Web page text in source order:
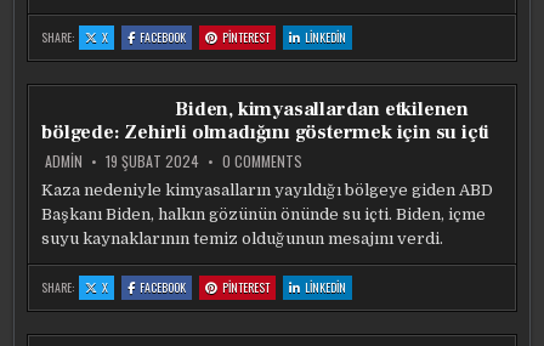
HATA
OLDUĞUNU
DÜŞÜNÜYORUM
SHARE: X:
JOE
BIDEN’DAN
YAPTIĞI
HATA
OLDUĞUNU
FACEBOOK:
JOE
BIDEN’DAN
YAPTIĞI
BIR
HATA
OLDUĞUNU
DÜŞÜNÜYORUM
PINTEREST:
JOE
BIDEN’DAN
YAPTIĞI
BIR
HATA
OLDUĞUNU
DÜŞÜNÜYORUM
LINKEDIN
JOE
BIDEN’DAN
YAPTIĞI
BIR
HATA
OLDUĞUNU
DÜŞÜNÜYORUM
Biden, kimyasallardan etkilenen
bölgede: Zehirli olmadığını göstermek için su içti
ADMIN 19 ŞUBAT 2024 0 COMMENTS
KIMYASALLARDAN
ETKILENEN
BÖLGEDE:
ZEHIRLI
OLMADIĞINI
GÖSTERMEK
IÇIN
SU
IÇTI
Kaza nedeniyle kimyasalların yayıldığı bölgeye giden ABD
Başkanı Biden, halkın gözünün önünde su içti. Biden, içme
suyu kaynaklarının temiz olduğunun mesajını verdi.
SHARE: X:
BIDEN,
KIMYASALLARDAN
BÖLGEDE:
FACEBOOK:
BIDEN,
KIMYASALLARDAN
BÖLGEDE:
PINTEREST:
BIDEN,
KIMYASALLARDAN
BÖLGEDE:
LINKEDIN
BIDEN,
KIMYASALLARDAN
BÖLGEDE: